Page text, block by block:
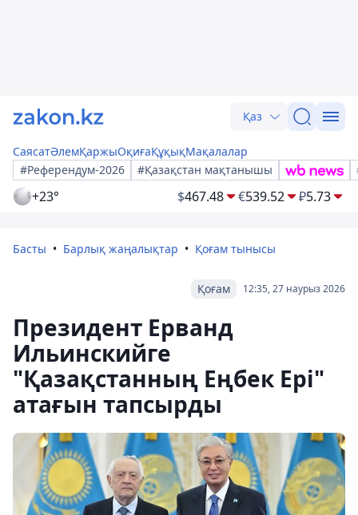
Қаз
СаясатӘлемҚаржыОқиғаҚұқықМақалалар
#Референдум-2026
#Қазақстан мақтанышы
+23° $467.48 €539.52 ₽5.73
Басты Барлық жаңалықтар Қоғам тынысы
12:35, 27 наурыз 2026
Қоғам
Президент Ерванд
Ильинскийге
"Қазақстанның Еңбек Ері"
атағын тапсырды